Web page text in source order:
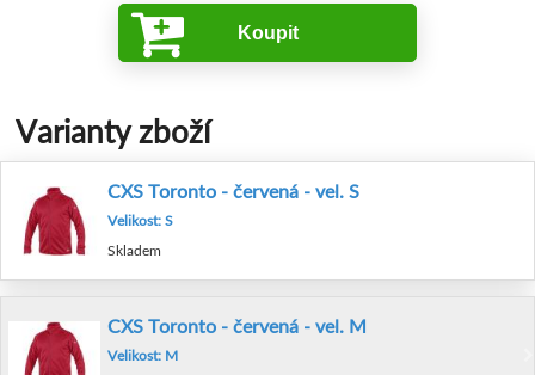
Koupit
Varianty zboží
CXS Toronto - červená - vel. S
Velikost: S
Skladem
CXS Toronto - červená - vel. M
Velikost: M